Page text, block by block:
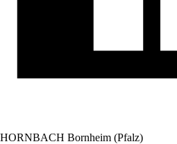
HORNBACH Bornheim (Pfalz)